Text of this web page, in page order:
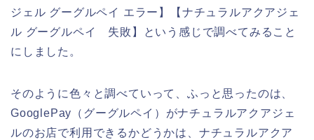
ジェル グーグルペイ エラー】【ナチュラルアクアジェ
ル グーグルペイ 失敗】という感じで調べてみること
にしました。
そのように色々と調べていって、ふっと思ったのは、
GooglePay（グーグルペイ）がナチュラルアクアジェ
ルのお店で利用できるかどうかは、ナチュラルアクア